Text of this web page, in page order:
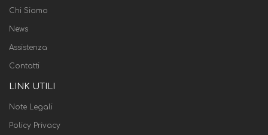
Chi Siamo
News
Assistenza
Contatti
LINK UTILI
Note Legali
Policy Privacy